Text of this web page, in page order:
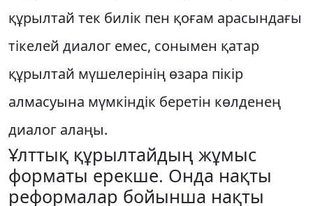
құрылтай тек билік пен қоғам арасындағы
тікелей диалог емес, сонымен қатар
құрылтай мүшелерінің өзара пікір
алмасуына мүмкіндік беретін көлденең
диалог алаңы.
Ұлттық құрылтайдың жұмыс
форматы ерекше. Онда нақты
реформалар бойынша нақты